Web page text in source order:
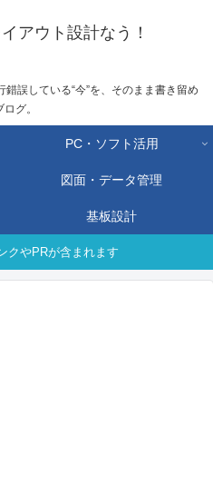
アウト設計なう！
誤している“今”を、そのまま書き留め
ログ。
PC・ソフト活用
図面・データ管理
基板設計
クやPRが含まれます